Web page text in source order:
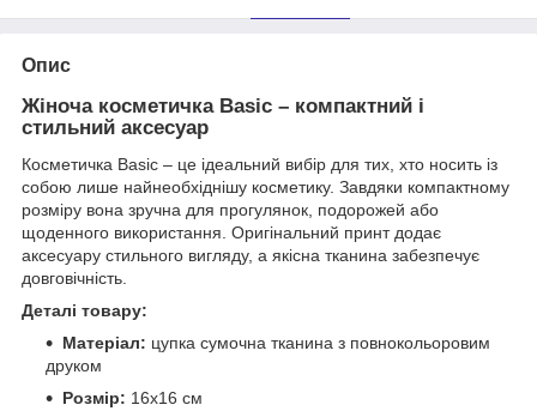
Опис
Жіноча косметичка Basic – компактний і
стильний аксесуар
Косметичка Basic – це ідеальний вибір для тих, хто носить із
собою лише найнеобхіднішу косметику. Завдяки компактному
розміру вона зручна для прогулянок, подорожей або
щоденного використання. Оригінальний принт додає
аксесуару стильного вигляду, а якісна тканина забезпечує
довговічність.
Деталі товару:
Матеріал: цупка сумочна тканина з повнокольоровим
друком
Розмір: 16х16 см